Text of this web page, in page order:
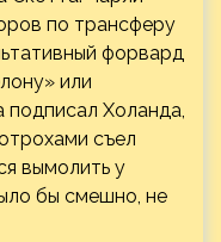
по трансферу
форвард
или
подписал Холанда,
съел
вымолить у
бы смешно, не